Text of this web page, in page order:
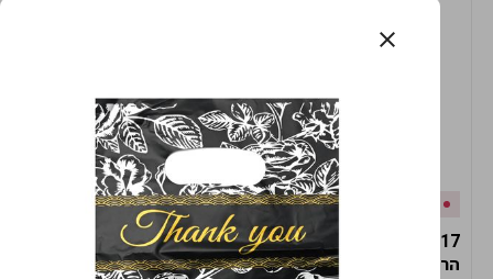
19617-2/17-אגרטל
הרמס 19ס"מ -לבן נקי
במלאי
19617/6-אגרטל הרמס
19ס"מ -לבן מנוקד